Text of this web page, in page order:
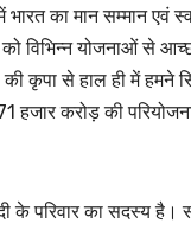
का मान सम्मान एवं
योजनाओं से
की कृपा से हाल ही में हमने
करोड़ की
के परिवार का सदस्य